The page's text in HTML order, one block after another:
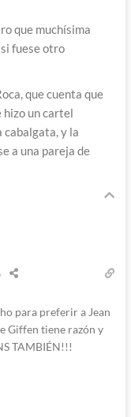
que muchísima
fuese otro
que cuenta que
hizo un cartel
y la
a una pareja de
para preferir a Jean
Giffen tiene razón y
TAMBIÉN!!!